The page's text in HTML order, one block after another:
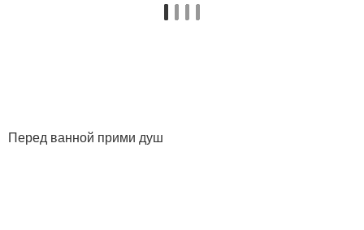
Перед ванной прими душ